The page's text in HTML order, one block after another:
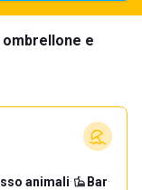
e
animali· Bar·